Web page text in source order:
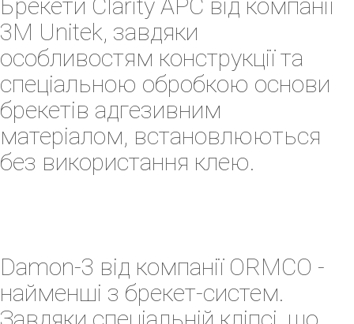
Брекети Clarity APC від компанії
3M Unitek, завдяки
особливостям конструкції та
спеціальною обробкою основи
брекетів адгезивним
матеріалом, встановлюються
без використання клею.
Damon-3 від компанії ORMCO -
найменші з брекет-систем.